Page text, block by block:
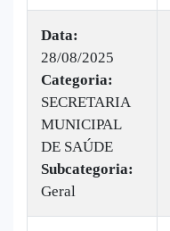
Data:
28/08/2025
Categoria:
SECRETARIA
MUNICIPAL
DE SAÚDE
Subcategoria:
Geral